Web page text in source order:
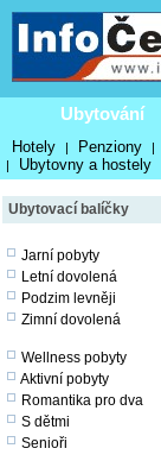
Ubytování
Hotely | Penziony |
| Ubytovny a hostely
Ubytovací balíčky
Jarní pobyty
Letní dovolená
Podzim levněji
Zimní dovolená
Wellness pobyty
Aktivní pobyty
Romantika pro dva
S dětmi
Senioři